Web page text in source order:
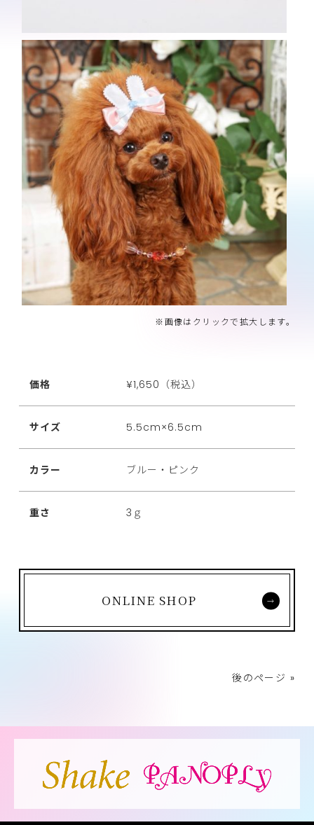
※画像はクリックで拡大します。
価格 ¥1,650（税込）
サイズ 5.5cm×6.5cm
カラー ブルー・ピンク
重さ 3ｇ
ONLINE SHOP
後のページ »